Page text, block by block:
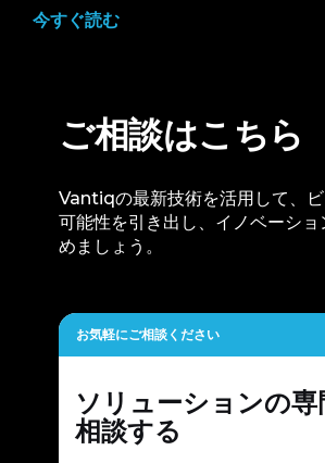
今すぐ読む
ご相談はこちら
Vantiqの最新技術を活用して、
可能性を引き出し、イノベーシ
めましょう。
お気軽にご相談ください
ソリューションの専
相談する